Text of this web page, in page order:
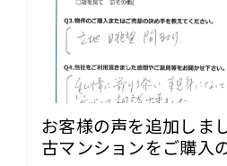
お客様の声を追加しまし
古マンションをご購入の